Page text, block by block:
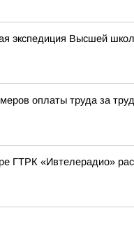
экспедиция Высшей
оплаты труда за
ГТРК «Ивтелерадио»